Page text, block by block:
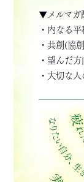
▼メルマガ
・内なる
・共創(協
・望んだ
・大切な